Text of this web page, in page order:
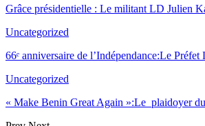
Grâce présidentielle : Le militant LD Julien
Uncategorized
66ᵉ anniversaire de l’Indépendance:Le
Uncategorized
« Make Benin Great Again »:Le plaidoyer